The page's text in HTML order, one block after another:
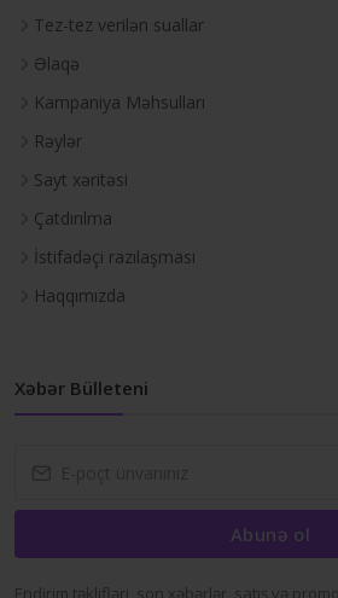
Tez-tez verilən suallar
Əlaqə
Kampaniya Məhsulları
Rəylər
Sayt xəritəsi
Çatdırılma
İstifadəçi razılaşması
Haqqımızda
Xəbər Bülleteni
Abunə ol
Endirim təklifləri, son xəbərlər, satış və